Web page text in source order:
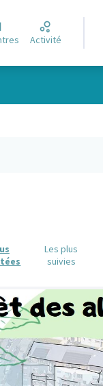
Activité
Les plus
suivies